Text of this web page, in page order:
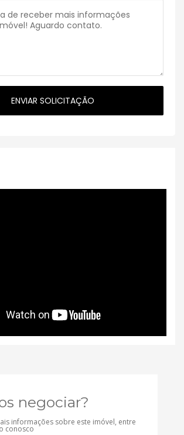
negociar?
informações sobre este imóvel, entre
conosco